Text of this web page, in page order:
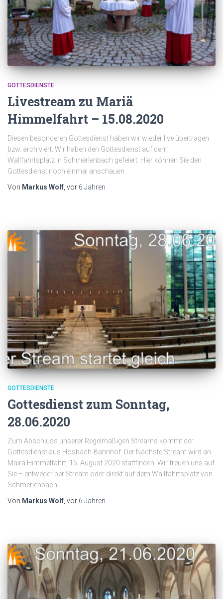
GOTTESDIENSTE
Livestream zu Mariä
Himmelfahrt – 15.08.2020
Diesen besonderen Gottesdienst haben wir wieder live übertragen
bzw. archiviert. Wir haben den Gottesdienst auf dem
Wallfahrtsplatz in Schmerlenbach gefeiert. Hier können Sie den
Gottesdienst noch einmal anschauen.
Von Markus Wolf , vor 6 Jahren
GOTTESDIENSTE
Gottesdienst zum Sonntag,
28.06.2020
Zum Abschluss unserer Regelmäßigen Streams kommt der
Gottesdienst aus Hösbach-Bahnhof. Der Nächste Stream wird an
Mairä Himmelfahrt, 15. August 2020 stattfinden. Wir freuen uns auf
Sie – entweder per Stream oder direkt auf dem Wallfahrtsplatz von
Schmerlenbach
Von Markus Wolf, vor 6 Jahren